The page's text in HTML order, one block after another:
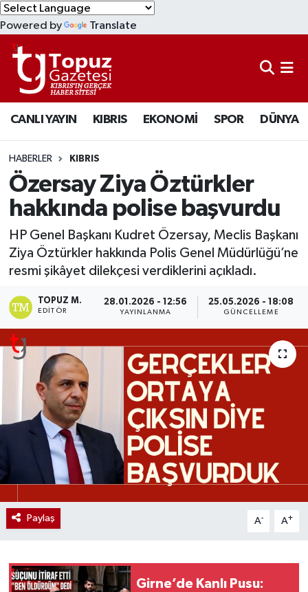
Powered by Translate
CANLI YAYIN KIBRIS EKONOMİ SPOR DÜNYA
HABERLER KIBRIS
Özersay Ziya Öztürkler
hakkında polise başvurdu
HP Genel Başkanı Kudret Özersay, Meclis Başkanı
Ziya Öztürkler hakkında Polis Genel Müdürlüğü’ne
resmi şikâyet dilekçesi verdiklerini açıkladı.
TOPUZ M.
EDITÖR
28.01.2026 - 12:56
YAYINLANMA
25.05.2026 - 18:08
GÜNCELLEME
Paylaş A- A+
Girne’de Kanlı Pusu:
KIBRIS
DÜNYA
EKONOMİ
MAGAZİN
SAĞLIK
SPOR
TÜRKİYE
Lefkoşa Nöbetçi Eczaneler
Lefkoşa Hava Durumu
Lefkoşa Trafik Yoğunluk Haritası
Süper Lig Puan Durumu ve Fikstür
Tüm Manşetler
Son Dakika Haberleri